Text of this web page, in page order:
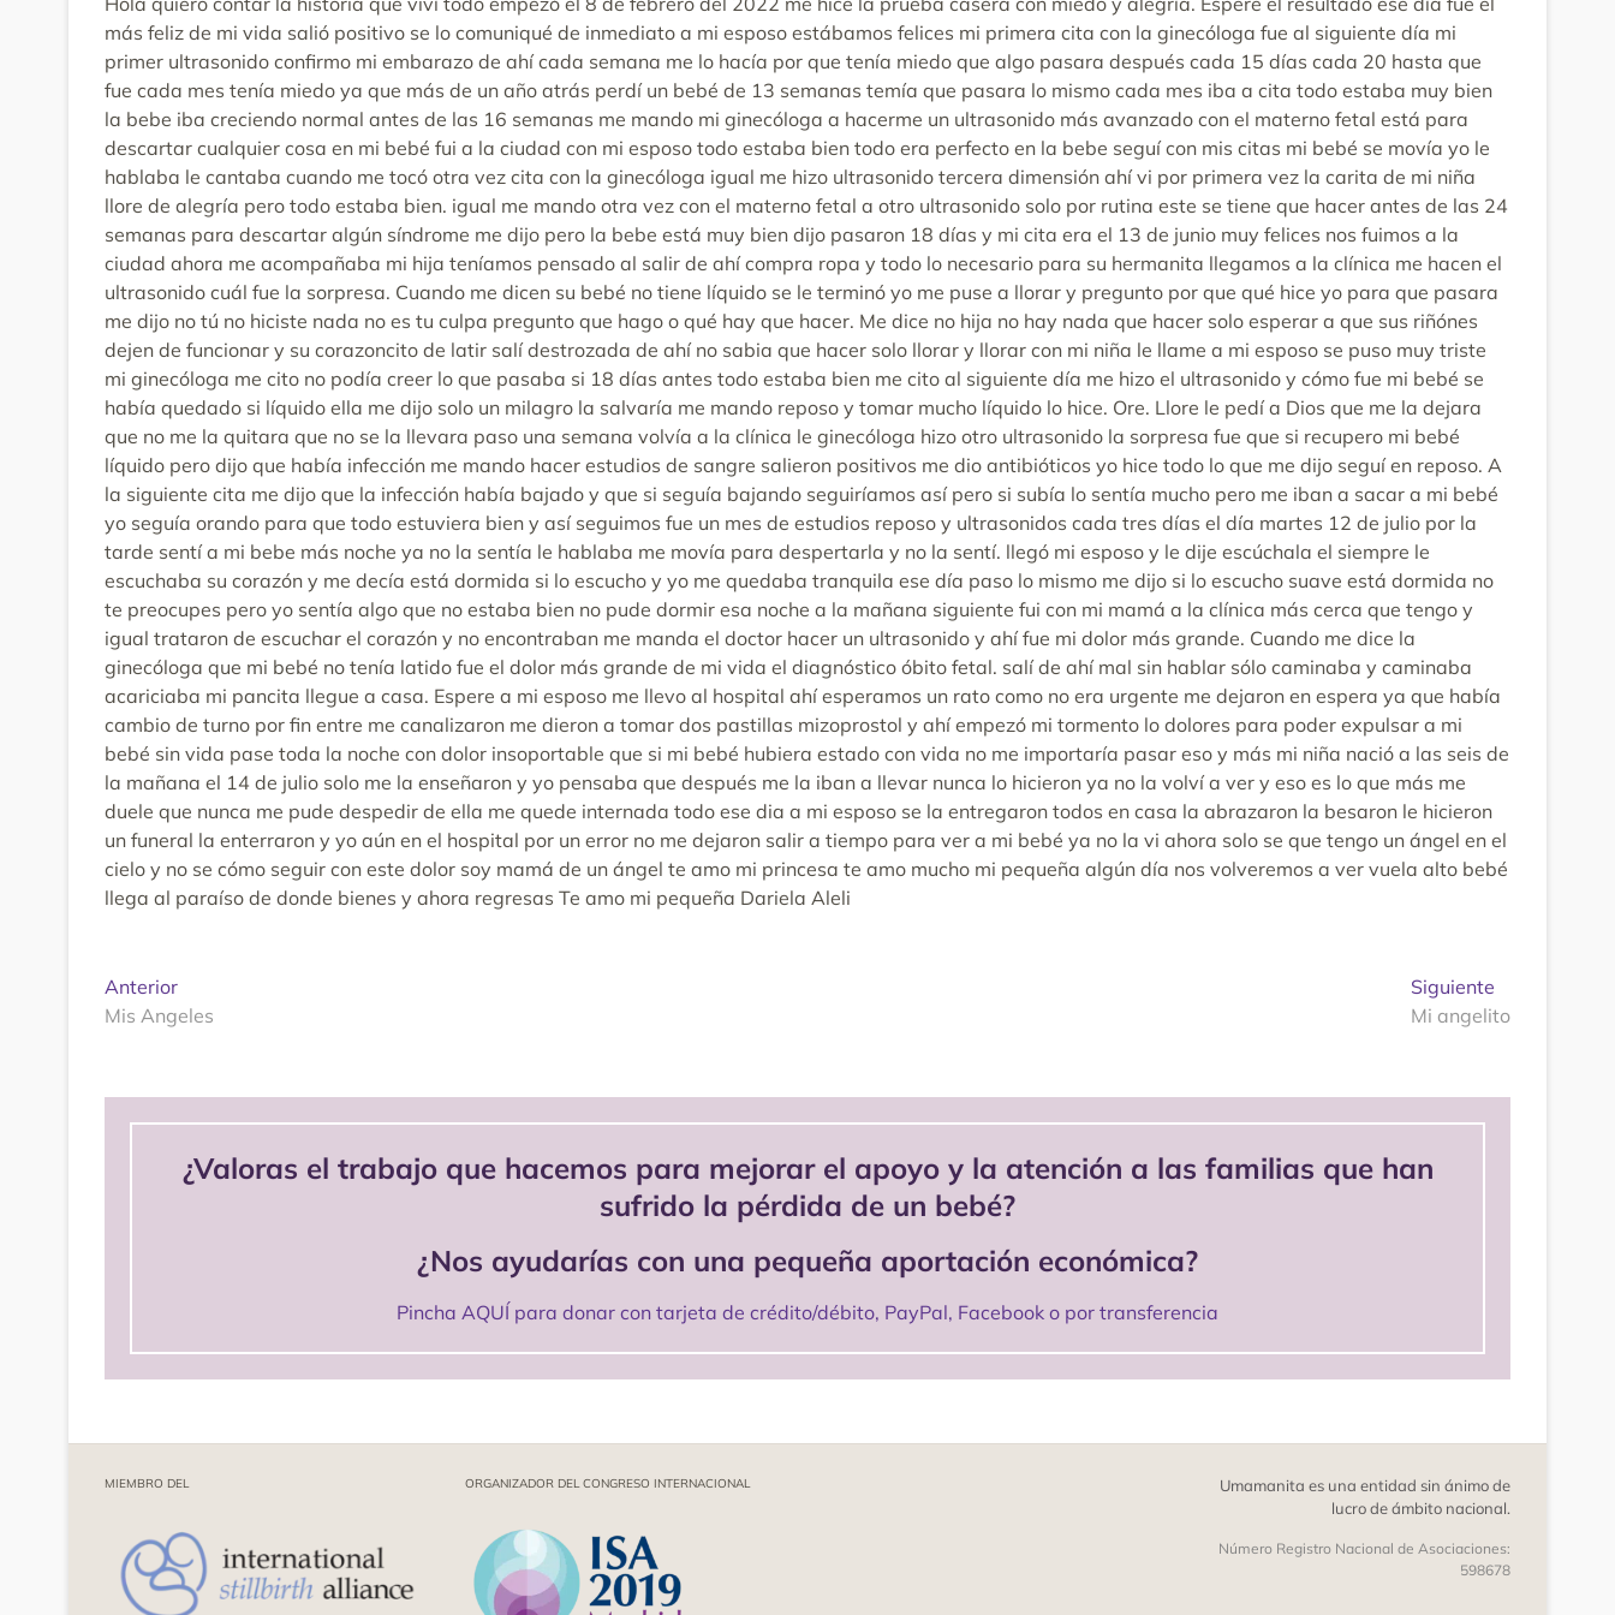
más feliz de mi vida salió positivo se lo comuniqué de inmediato a mi esposo estábamos felices mi primera cita con la ginecóloga fue al siguiente día mi
primer ultrasonido confirmo mi embarazo de ahí cada semana me lo hacía por que tenía miedo que algo pasara después cada 15 días cada 20 hasta que
fue cada mes tenía miedo ya que más de un año atrás perdí un bebé de 13 semanas temía que pasara lo mismo cada mes iba a cita todo estaba muy bien
la bebe iba creciendo normal antes de las 16 semanas me mando mi ginecóloga a hacerme un ultrasonido más avanzado con el materno fetal está para
descartar cualquier cosa en mi bebé fui a la ciudad con mi esposo todo estaba bien todo era perfecto en la bebe seguí con mis citas mi bebé se movía yo le
hablaba le cantaba cuando me tocó otra vez cita con la ginecóloga igual me hizo ultrasonido tercera dimensión ahí vi por primera vez la carita de mi niña
llore de alegría pero todo estaba bien. igual me mando otra vez con el materno fetal a otro ultrasonido solo por rutina este se tiene que hacer antes de las 24
semanas para descartar algún síndrome me dijo pero la bebe está muy bien dijo pasaron 18 días y mi cita era el 13 de junio muy felices nos fuimos a la
ciudad ahora me acompañaba mi hija teníamos pensado al salir de ahí compra ropa y todo lo necesario para su hermanita llegamos a la clínica me hacen el
ultrasonido cuál fue la sorpresa. Cuando me dicen su bebé no tiene líquido se le terminó yo me puse a llorar y pregunto por que qué hice yo para que pasara
me dijo no tú no hiciste nada no es tu culpa pregunto que hago o qué hay que hacer. Me dice no hija no hay nada que hacer solo esperar a que sus riñónes
dejen de funcionar y su corazoncito de latir salí destrozada de ahí no sabia que hacer solo llorar y llorar con mi niña le llame a mi esposo se puso muy triste
mi ginecóloga me cito no podía creer lo que pasaba si 18 días antes todo estaba bien me cito al siguiente día me hizo el ultrasonido y cómo fue mi bebé se
había quedado si líquido ella me dijo solo un milagro la salvaría me mando reposo y tomar mucho líquido lo hice. Ore. Llore le pedí a Dios que me la dejara
que no me la quitara que no se la llevara paso una semana volvía a la clínica le ginecóloga hizo otro ultrasonido la sorpresa fue que si recupero mi bebé
líquido pero dijo que había infección me mando hacer estudios de sangre salieron positivos me dio antibióticos yo hice todo lo que me dijo seguí en reposo. A
la siguiente cita me dijo que la infección había bajado y que si seguía bajando seguiríamos así pero si subía lo sentía mucho pero me iban a sacar a mi bebé
yo seguía orando para que todo estuviera bien y así seguimos fue un mes de estudios reposo y ultrasonidos cada tres días el día martes 12 de julio por la
tarde sentí a mi bebe más noche ya no la sentía le hablaba me movía para despertarla y no la sentí. llegó mi esposo y le dije escúchala el siempre le
escuchaba su corazón y me decía está dormida si lo escucho y yo me quedaba tranquila ese día paso lo mismo me dijo si lo escucho suave está dormida no
te preocupes pero yo sentía algo que no estaba bien no pude dormir esa noche a la mañana siguiente fui con mi mamá a la clínica más cerca que tengo y
igual trataron de escuchar el corazón y no encontraban me manda el doctor hacer un ultrasonido y ahí fue mi dolor más grande. Cuando me dice la
ginecóloga que mi bebé no tenía latido fue el dolor más grande de mi vida el diagnóstico óbito fetal. salí de ahí mal sin hablar sólo caminaba y caminaba
acariciaba mi pancita llegue a casa. Espere a mi esposo me llevo al hospital ahí esperamos un rato como no era urgente me dejaron en espera ya que había
cambio de turno por fin entre me canalizaron me dieron a tomar dos pastillas mizoprostol y ahí empezó mi tormento lo dolores para poder expulsar a mi
bebé sin vida pase toda la noche con dolor insoportable que si mi bebé hubiera estado con vida no me importaría pasar eso y más mi niña nació a las seis de
la mañana el 14 de julio solo me la enseñaron y yo pensaba que después me la iban a llevar nunca lo hicieron ya no la volví a ver y eso es lo que más me
duele que nunca me pude despedir de ella me quede internada todo ese dia a mi esposo se la entregaron todos en casa la abrazaron la besaron le hicieron
un funeral la enterraron y yo aún en el hospital por un error no me dejaron salir a tiempo para ver a mi bebé ya no la vi ahora solo se que tengo un ángel en el
cielo y no se cómo seguir con este dolor soy mamá de un ángel te amo mi princesa te amo mucho mi pequeña algún día nos volveremos a ver vuela alto bebé
llega al paraíso de donde bienes y ahora regresas Te amo mi pequeña Dariela Aleli
Navegación
de
AnteriorEntrada
anterior:
Mis Angeles
Siguiente
siguiente:
Mi angelito
¿Valoras el trabajo que hacemos para mejorar el apoyo y la atención a las familias que han
sufrido la pérdida de un bebé?
¿Nos ayudarías con una pequeña aportación económica?
Pincha AQUÍ para donar con tarjeta de crédito/débito, PayPal, Facebook o por transferencia
MIEMBRO DEL ORGANIZADOR DEL CONGRESO INTERNACIONAL
Umamanita es una entidad sin ánimo de
lucro de ámbito nacional.
Número Registro Nacional de Asociaciones:
598678